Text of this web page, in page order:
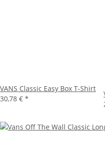
VANS Classic Easy Box T-Shirt
30,78 € *